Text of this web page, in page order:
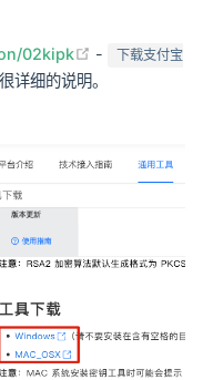
02kipk
(opens new
-
下载支付宝
详细的说明。